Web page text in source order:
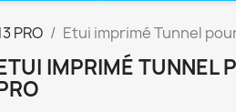
PRO Etui imprimé Tunnel
IMPRIMÉ TUNNEL